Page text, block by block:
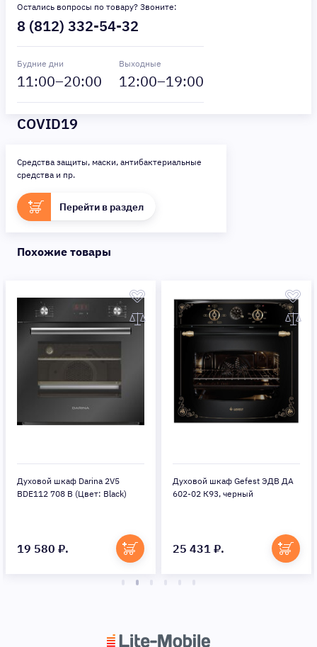
Остались вопросы по товару? Звоните:
8 (812) 332-54-32
Будние дни
11:00–20:00
Выходные
12:00–19:00
COVID19
Средства защиты, маски, антибактериальные
средства и пр.
Перейти в раздел
Похожие товары
Духовой шкаф Darina 2V5
BDE112 708 B (Цвет: Black)
19 580 ₽.
Духовой шкаф Gefest ЭДВ ДА
602-02 К93, черный
25 431 ₽.